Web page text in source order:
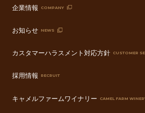
企業情報 COMPANY
お知らせ NEWS
カスタマーハラスメント対応方針 CUSTOMER
採用情報 RECRUIT
キャメルファームワイナリー CAMEL FARM